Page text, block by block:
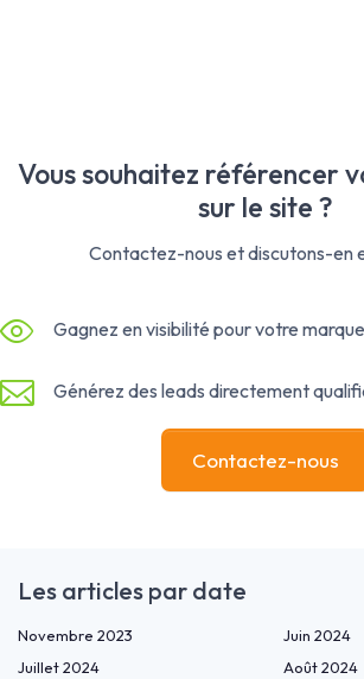
Vous souhaitez référencer
sur le site ?
Contactez-nous et discutons-en
Gagnez en visibilité pour votre
Générez des leads directement
Contactez-nous
Les articles par date
Novembre 2023
Juin 2024
Juillet 2024
Août 2024